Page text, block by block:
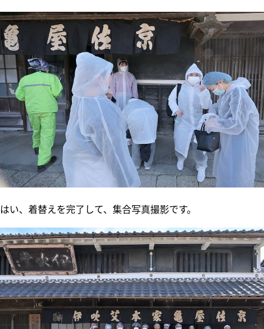
はい、着替えを完了して、集合写真撮影です。